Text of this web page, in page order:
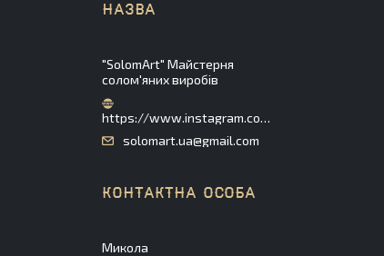
"SolomArt" Майстерня
солом'яних виробів
https://www.instagram.com/solomart_ua/
solomart.ua@gmail.com
Микола